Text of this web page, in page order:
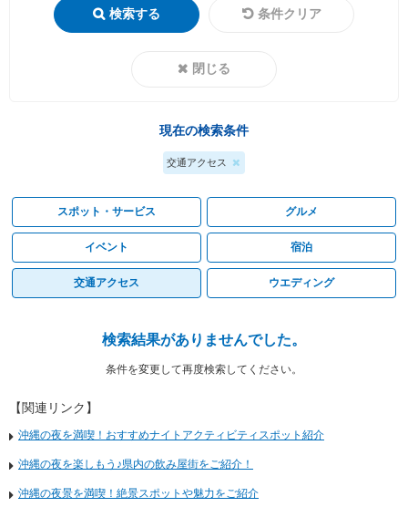
検索する 条件クリア
閉じる
現在の検索条件
交通アクセス
スポット・サービス グルメ
イベント 宿泊
交通アクセス ウエディング
検索結果がありませんでした。
条件を変更して再度検索してください。
【関連リンク】
沖縄の夜を満喫！おすすめナイトアクティビティスポット紹介
沖縄の夜を楽しもう♪県内の飲み屋街をご紹介！
沖縄の夜景を満喫！絶景スポットや魅力をご紹介